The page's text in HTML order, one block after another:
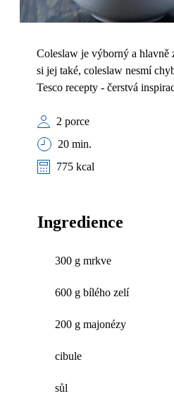
Coleslaw je výborný a hlavně
si jej také, coleslaw nesmí
Tesco recepty - čerstvá
2 porce
20 min.
775 kcal
Ingredience
300 g mrkve
600 g bílého zelí
200 g majonézy
cibule
sůl